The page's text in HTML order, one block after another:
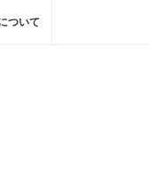
ついて